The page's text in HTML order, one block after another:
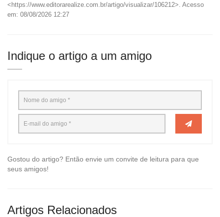
<https://www.editorarealize.com.br/artigo/visualizar/106212>. Acesso
em: 08/08/2026 12:27
Indique o artigo a um amigo
Gostou do artigo? Então envie um convite de leitura para que
seus amigos!
Artigos Relacionados